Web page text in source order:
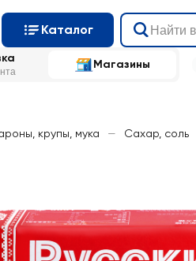
Каталог
Магазины
крупы, мука — Сахар, соль